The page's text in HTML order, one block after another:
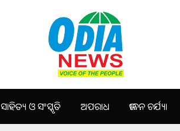
ସାହିତ୍ୟ ଓ ସଂସ୍କୃତି ଅପରାଧ ଜୀବନ ଚର୍ଯ୍ୟା